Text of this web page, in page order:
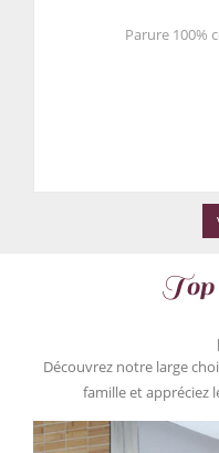
Parure 100%
Découvrez notre large
famille et appréciez